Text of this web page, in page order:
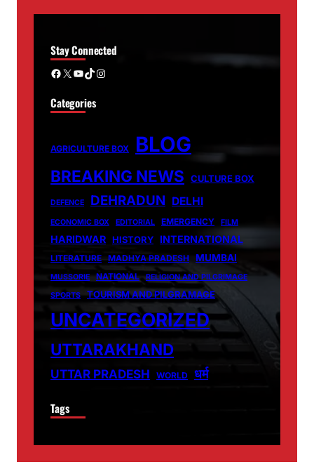
Stay Connected
Facebook X YouTube TikTok Instagram
Categories
AGRICULTURE BOX BLOG
BREAKING NEWS CULTURE BOX
DEFENCE DEHRADUN DELHI
ECONOMIC BOX EDITORIAL EMERGENCY FILM
HARIDWAR HISTORY INTERNATIONAL
LITERATURE MADHYA PRADESH MUMBAI
MUSSORIE NATIONAL
RELIGION AND PILGRIMAGE
SPORTS
TOURISM AND PILGRAMAGE
UNCATEGORIZED
UTTARAKHAND
UTTAR PRADESH WORLD धर्म
Tags